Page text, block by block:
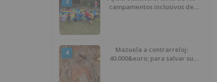
campamentos inclusivos de
4
Mazuela a contrarreloj:
40.000&euro; para salvar su